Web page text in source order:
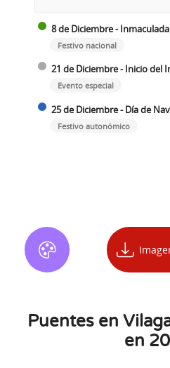
8 de Diciembre -
Festivo nacional
21 de Diciembre - Inicio del
Evento especial
25 de Diciembre - Día de
Festivo autonómico
Puentes en
en